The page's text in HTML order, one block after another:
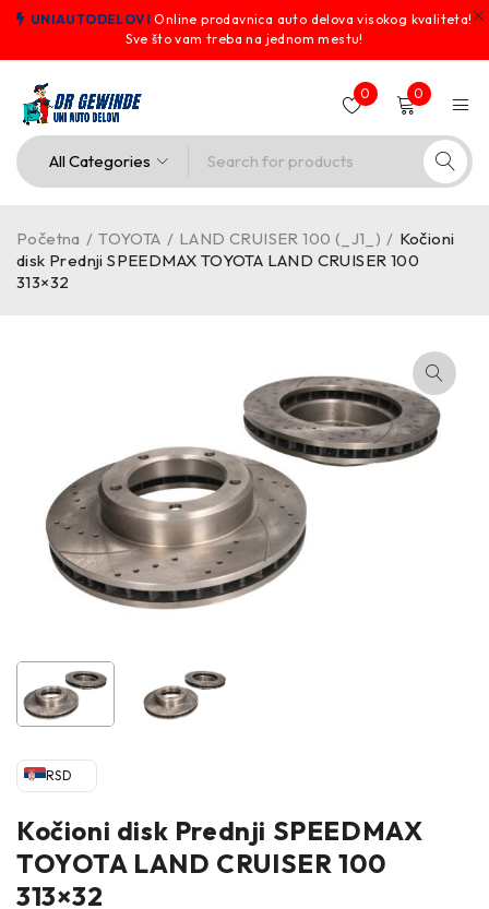
UNIAUTODELOVI Online prodavnica auto delova visokog kvaliteta!
Sve što vam treba na jednom mestu!
0 0
Početna / TOYOTA / LAND CRUISER 100 (_J1_) / Kočioni
disk Prednji SPEEDMAX TOYOTA LAND CRUISER 100
313×32
RSD
Kočioni disk Prednji SPEEDMAX
TOYOTA LAND CRUISER 100
313×32